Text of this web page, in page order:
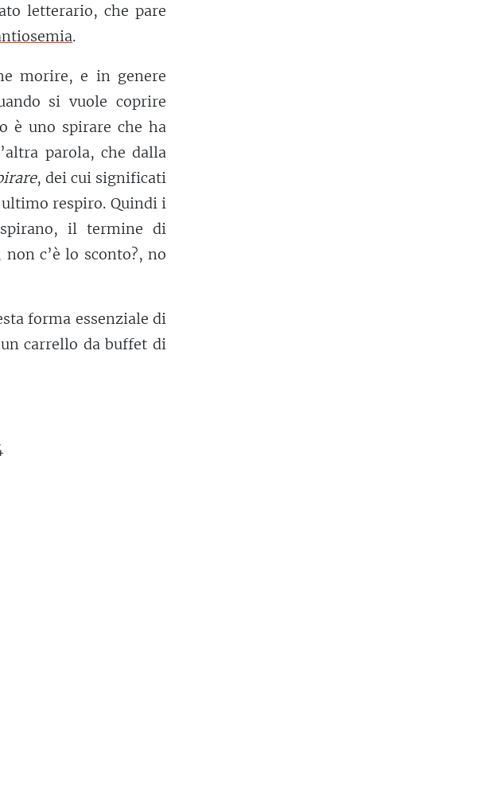
letterario, che pare
.
morire, e in genere
si vuole coprire
è uno spirare che ha
parola, che dalla
, dei cui significati
respiro. Quindi i
il termine di
c’è lo sconto?, no
forma essenziale di
carrello da buffet di